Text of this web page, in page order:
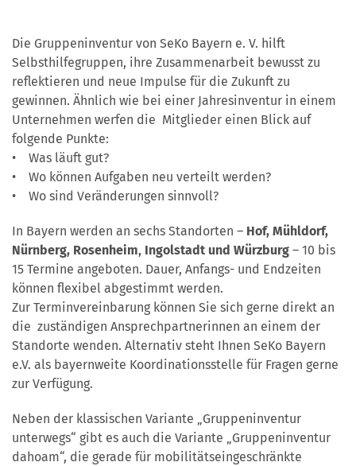
Die Gruppeninventur von SeKo Bayern e. V. hilft
Selbsthilfegruppen, ihre Zusammenarbeit bewusst zu
reflektieren und neue Impulse für die Zukunft zu
gewinnen. Ähnlich wie bei einer Jahresinventur in einem
Unternehmen werfen die Mitglieder einen Blick auf
folgende Punkte:
• Was läuft gut?
• Wo können Aufgaben neu verteilt werden?
• Wo sind Veränderungen sinnvoll?
In Bayern werden an sechs Standorten – Hof, Mühldorf,
Nürnberg, Rosenheim‚ Ingolstadt und Würzburg – 10 bis
15 Termine angeboten. Dauer, Anfangs- und Endzeiten
können flexibel abgestimmt werden.
Zur Terminvereinbarung können Sie sich gerne direkt an
die zuständigen Ansprechpartnerinnen an einem der
Standorte wenden. Alternativ steht Ihnen SeKo Bayern
e.V. als bayernweite Koordinationsstelle für Fragen gerne
zur Verfügung.
Neben der klassischen Variante „Gruppeninventur
unterwegs“ gibt es auch die Variante „Gruppeninventur
dahoam“, die gerade für mobilitätseingeschränkte